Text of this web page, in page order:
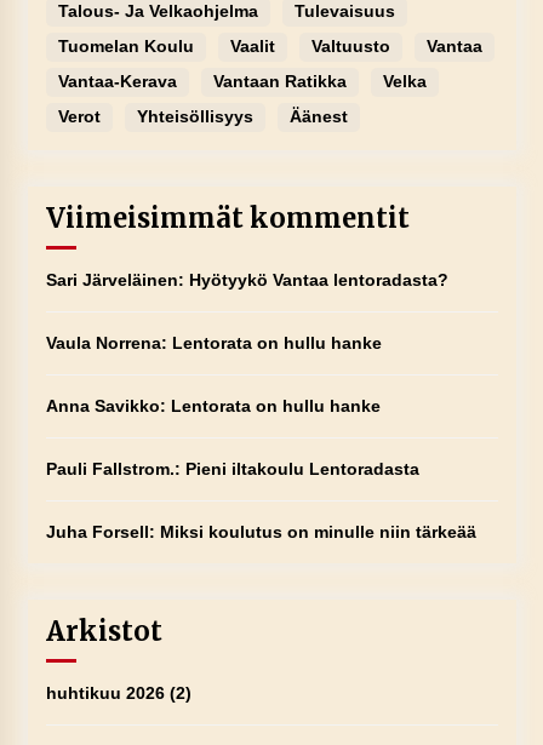
Talous- Ja Velkaohjelma
Tulevaisuus
Tuomelan Koulu
Vaalit Valtuusto
Vantaa
Vantaa-Kerava
Vantaan Ratikka
Velka
Verot
Yhteisöllisyys Äänest
Viimeisimmät kommentit
Sari Järveläinen: Hyötyykö Vantaa lentoradasta?
Vaula Norrena: Lentorata on hullu hanke
Anna Savikko: Lentorata on hullu hanke
Pauli Fallstrom.: Pieni iltakoulu Lentoradasta
Juha Forsell: Miksi koulutus on minulle niin tärkeää
Arkistot
huhtikuu 2026(2)